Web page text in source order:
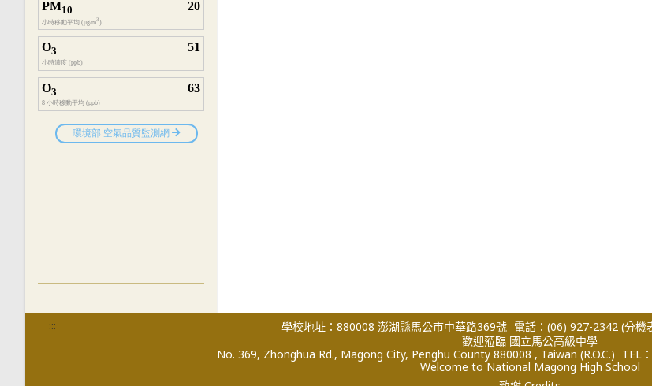
::: 學校地址：880008 澎湖縣馬公市中華路369號 電話：(06) 927-2342 (分機
歡迎蒞臨 國立馬公高級中學
No. 369, Zhonghua Rd., Magong City, Penghu County 880008 , Taiwan (R.O.C.) TEL
Welcome to National Magong High School